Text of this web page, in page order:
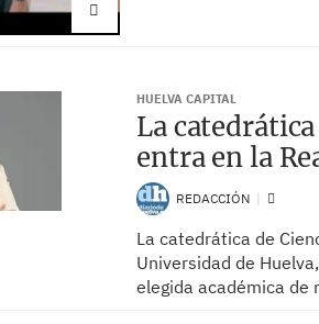
HUELVA CAPITAL
La
entra en la
REDACCIÓN
La catedrática de
Universidad de
elegida académica de